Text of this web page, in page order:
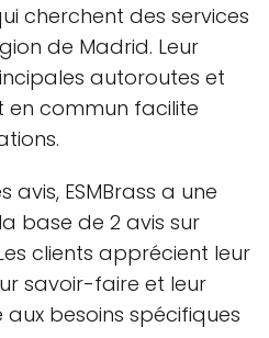
cherchent des services
de Madrid. Leur
autoroutes et
commun facilite
avis, ESMBrass a une
base de 2 avis sur
clients apprécient leur
savoir-faire et leur
besoins spécifiques